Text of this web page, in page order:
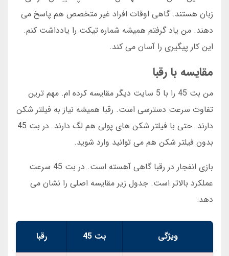
زبان هستند. گاهی اوقات افراد غیر متخصص هم پاسخ می
دهند. من یاد گرفتم همیشه شماره تیکت را یادداشت کنم.
این کار پیگیری را آسان می کند.
مقایسه با رقبا
من بت 45 را با 5 سایت دیگر مقایسه کرده ام. مهم ترین
تفاوت سرعت دسترسی است. رقبا همیشه نیاز به فیلتر شکن
دارند. حتی با فیلتر شکن های پولی هم لگ دارند. در بت 45
بدون فیلتر شکن هم می توانید وارد شوید.
بازی انفجار در رقبا گاهی آهسته است. در بت 45 سرعت
عملکرد بالاتر است. جدول زیر مقایسه اصلی را نشان می
دهد:
ویژگی بت 45 رقبا